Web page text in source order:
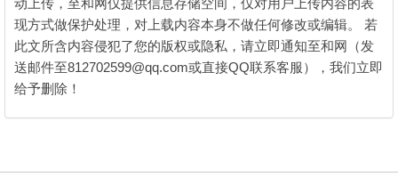
动上传，至和网仅提供信息存储空间，仅对用户上传内容的表
现方式做保护处理，对上载内容本身不做任何修改或编辑。 若
此文所含内容侵犯了您的版权或隐私，请立即通知至和网（发
送邮件至812702599@qq.com或直接QQ联系客服），我们立即
给予删除！